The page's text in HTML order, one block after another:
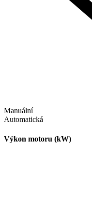
Manuální
Automatická
Výkon motoru (kW)